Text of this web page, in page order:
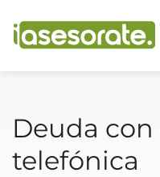
Deuda
telefónica